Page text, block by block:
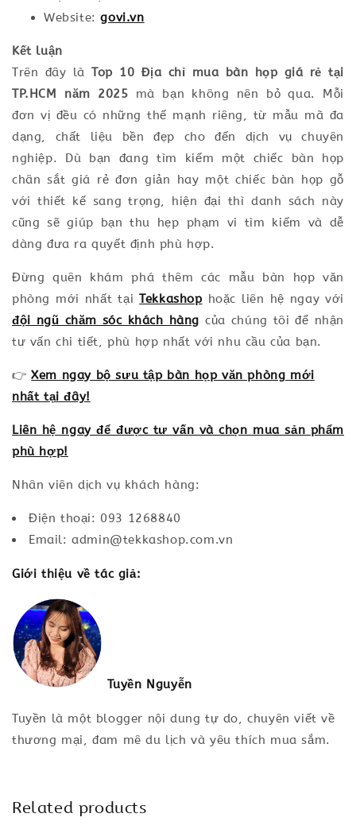
Website:govi.vn
Kết luận
Trên đây làTop 10 Địa chỉ mua bàn họp giá rẻ tại
TP.HCM năm 2025 mà bạn không nên bỏ qua. Mỗi
đơn vị đều có những thế mạnh riêng, từ mẫu mã đa
dạng, chất liệu bền đẹp cho đến dịch vụ chuyên
nghiệp. Dù bạn đang tìm kiếm một chiếc bàn họp
chân sắt giá rẻ đơn giản hay một chiếc bàn họp gỗ
với thiết kế sang trọng, hiện đại thì danh sách này
cũng sẽ giúp bạn thu hẹp phạm vi tìm kiếm và dễ
dàng đưa ra quyết định phù hợp.
Đừng quên khám phá thêm các mẫu bàn họp văn
phòng mới nhất tạiTekkashophoặc liên hệ ngay với
đội ngũ chăm sóc khách hàng của chúng tôi để nhận
tư vấn chi tiết, phù hợp nhất với nhu cầu của bạn.
👉Xem ngay bộ sưu tập bàn họp văn phòng mới
nhất tại đây!
Liên hệ ngay để được tư vấn và chọn mua sản phẩm
phù hợp!
Nhân viên dịch vụ khách hàng:
Điện thoại: 093 1268840
Email: admin@tekkashop.com.vn
Giới thiệu về tác giả:
Tuyền Nguyễn
Tuyền là một blogger nội dung tự do, chuyên viết về
thương mại, đam mê du lịch và yêu thích mua sắm.
Related products